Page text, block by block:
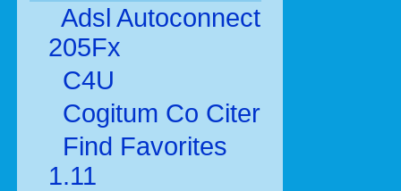
Adsl Autoconnect
205Fx
C4U
Cogitum Co Citer
Find Favorites
1.11